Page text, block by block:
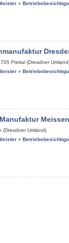
»
Freital (Dresdner
»
Meissen
(Dresdner Umland)
»